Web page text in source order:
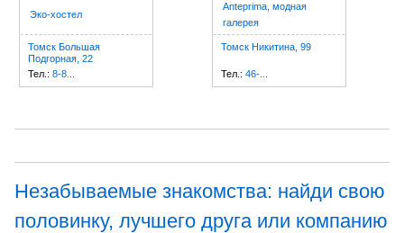
Эко-хостел
Томск Большая
Подгорная, 22
Тел.: 8-8...
Anteprima, модная
галерея
Томск Никитина, 99
Тел.: 46-...
Незабываемые знакомства: найди свою
половинку, лучшего друга или компанию